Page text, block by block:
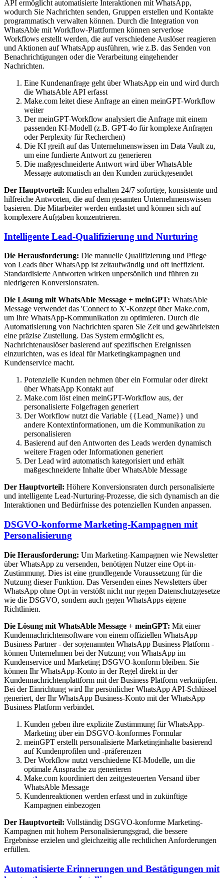
API ermöglicht automatisierte Interaktionen mit WhatsApp,
wodurch Sie Nachrichten senden, Gruppen erstellen und Kontakte
programmatisch verwalten können. Durch die Integration von
WhatsAble mit Workflow-Plattformen können serverlose
Workflows erstellt werden, die auf verschiedene Auslöser reagieren
und Aktionen auf WhatsApp ausführen, wie z.B. das Senden von
Benachrichtigungen oder die Verarbeitung eingehender
Nachrichten.
Eine Kundenanfrage geht über WhatsApp ein und wird durch
die WhatsAble API erfasst
Make.com leitet diese Anfrage an einen meinGPT-Workflow
weiter
Der meinGPT-Workflow analysiert die Anfrage mit einem
passenden KI-Modell (z.B. GPT-4o für komplexe Anfragen
oder Perplexity für Recherchen)
Die KI greift auf das Unternehmenswissen im Data Vault zu,
um eine fundierte Antwort zu generieren
Die maßgeschneiderte Antwort wird über WhatsAble
Message automatisch an den Kunden zurückgesendet
Der Hauptvorteil: Kunden erhalten 24/7 sofortige, konsistente und
hilfreiche Antworten, die auf dem gesamten Unternehmenswissen
basieren. Die Mitarbeiter werden entlastet und können sich auf
komplexere Aufgaben konzentrieren.
Intelligente Lead-Qualifizierung und Nurturing
Die Herausforderung: Die manuelle Qualifizierung und Pflege
von Leads über WhatsApp ist zeitaufwändig und oft ineffizient.
Standardisierte Antworten wirken unpersönlich und führen zu
niedrigeren Konversionsraten.
Die Lösung mit WhatsAble Message + meinGPT: WhatsAble
Message verwendet das 'Connect to X'-Konzept über Make.com,
um Ihre WhatsApp-Kommunikation zu optimieren. Durch die
Automatisierung von Nachrichten sparen Sie Zeit und gewährleisten
eine präzise Zustellung. Das System ermöglicht es,
Nachrichtenauslöser basierend auf spezifischen Ereignissen
einzurichten, was es ideal für Marketingkampagnen und
Kundenservice macht.
Potenzielle Kunden nehmen über ein Formular oder direkt
über WhatsApp Kontakt auf
Make.com löst einen meinGPT-Workflow aus, der
personalisierte Folgefragen generiert
Der Workflow nutzt die Variable {{Lead_Name}} und
andere Kontextinformationen, um die Kommunikation zu
personalisieren
Basierend auf den Antworten des Leads werden dynamisch
weitere Fragen oder Informationen generiert
Der Lead wird automatisch kategorisiert und erhält
maßgeschneiderte Inhalte über WhatsAble Message
Der Hauptvorteil: Höhere Konversionsraten durch personalisierte
und intelligente Lead-Nurturing-Prozesse, die sich dynamisch an die
Interaktionen und Bedürfnisse des potenziellen Kunden anpassen.
DSGVO-konforme Marketing-Kampagnen mit
Personalisierung
Die Herausforderung: Um Marketing-Kampagnen wie Newsletter
über WhatsApp zu versenden, benötigen Nutzer eine Opt-in-
Zustimmung. Dies ist eine grundlegende Voraussetzung für die
Nutzung dieser Funktion. Das Versenden eines Newsletters über
WhatsApp ohne Opt-in verstößt nicht nur gegen Datenschutzgesetze
wie die DSGVO, sondern auch gegen WhatsApps eigene
Richtlinien.
Die Lösung mit WhatsAble Message + meinGPT: Mit einer
Kundennachrichtensoftware von einem offiziellen WhatsApp
Business Partner - der sogenannten WhatsApp Business Platform -
können Unternehmen bei der Nutzung von WhatsApp im
Kundenservice und Marketing DSGVO-konform bleiben. Sie
können Ihr WhatsApp-Konto in der Regel direkt in der
Kundennachrichtenplattform mit der Business Platform verknüpfen.
Bei der Einrichtung wird Ihr persönlicher WhatsApp API-Schlüssel
generiert, der Ihr WhatsApp Business-Konto mit der WhatsApp
Business Platform verbindet.
Kunden geben ihre explizite Zustimmung für WhatsApp-
Marketing über ein DSGVO-konformes Formular
meinGPT erstellt personalisierte Marketinginhalte basierend
auf Kundenprofilen und -präferenzen
Der Workflow nutzt verschiedene KI-Modelle, um die
optimale Ansprache zu generieren
Make.com koordiniert den zeitgesteuerten Versand über
WhatsAble Message
Kundenreaktionen werden erfasst und in zukünftige
Kampagnen einbezogen
Der Hauptvorteil: Vollständig DSGVO-konforme Marketing-
Kampagnen mit hohem Personalisierungsgrad, die bessere
Ergebnisse erzielen und gleichzeitig alle rechtlichen Anforderungen
erfüllen.
Automatisierte Erinnerungen und Bestätigungen mit